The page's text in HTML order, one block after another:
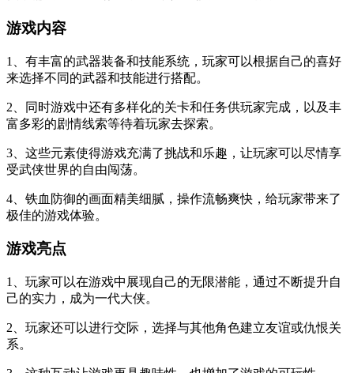
游戏内容
1、有丰富的武器装备和技能系统，玩家可以根据自己的喜好
来选择不同的武器和技能进行搭配。
2、同时游戏中还有多样化的关卡和任务供玩家完成，以及丰
富多彩的剧情线索等待着玩家去探索。
3、这些元素使得游戏充满了挑战和乐趣，让玩家可以尽情享
受武侠世界的自由闯荡。
4、铁血防御的画面精美细腻，操作流畅爽快，给玩家带来了
极佳的游戏体验。
游戏亮点
1、玩家可以在游戏中展现自己的无限潜能，通过不断提升自
己的实力，成为一代大侠。
2、玩家还可以进行交际，选择与其他角色建立友谊或仇恨关
系。